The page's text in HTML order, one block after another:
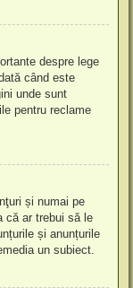
despre lege
când este
unde sunt
pentru reclame
și numai pe
că ar trebui să le
și anunțurile
un subiect.